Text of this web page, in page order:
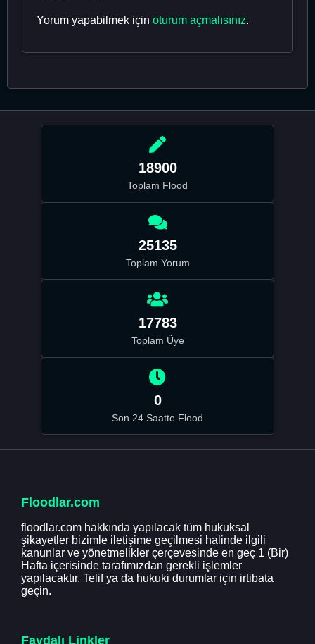
Yorum yapabilmek için oturum açmalısınız.
18900
Toplam Flood
25135
Toplam Yorum
17783
Toplam Üye
0
Son 24 Saatte Flood
Floodlar.com
floodlar.com hakkında yapılacak tüm hukuksal
şikayetler bizimle iletişime geçilmesi halinde ilgili
kanunlar ve yönetmelikler çerçevesinde en geç 1 (Bir)
Hafta içerisinde tarafımızdan gerekli işlemler
yapılacaktır. Telif ya da hukuki durumlar için irtibata
geçin.
Faydalı Linkler